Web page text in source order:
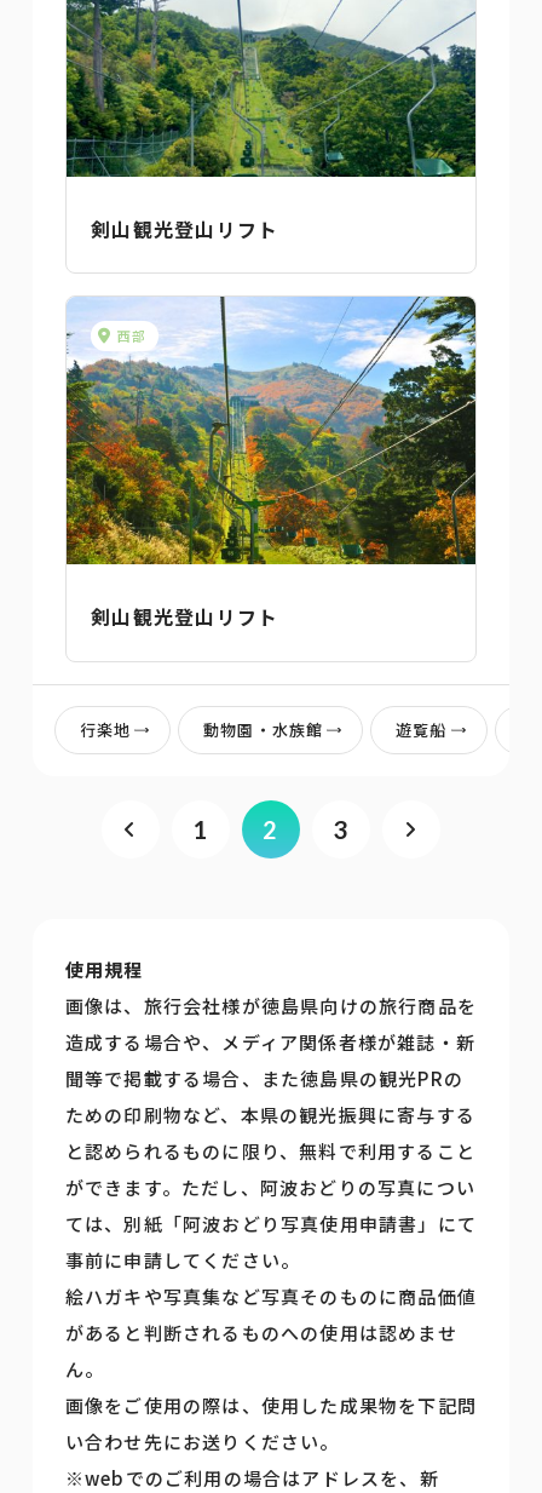
剣山観光登山リフト
西部
剣山観光登山リフト
行楽地 動物園・水族館 遊覧船
1 2 3
使用規程
画像は、旅行会社様が徳島県向けの旅行商品を
造成する場合や、メディア関係者様が雑誌・新
聞等で掲載する場合、また徳島県の観光PRの
ための印刷物など、本県の観光振興に寄与する
と認められるものに限り、無料で利用すること
ができます。ただし、阿波おどりの写真につい
ては、別紙「阿波おどり写真使用申請書」にて
事前に申請してください。
絵ハガキや写真集など写真そのものに商品価値
があると判断されるものへの使用は認めませ
ん。
画像をご使用の際は、使用した成果物を下記問
い合わせ先にお送りください。
※webでのご利用の場合はアドレスを、新